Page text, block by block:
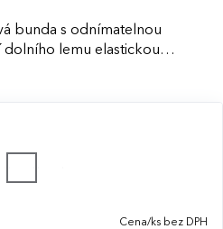
bunda s odnímatelnou
dolního lemu elastickou
suchým zipem. Bunda
Cena/ks bez DPH